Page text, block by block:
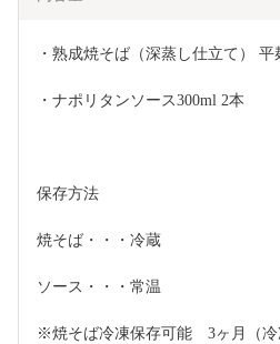
・熟成焼そば（深蒸し仕立て） 平
・ナポリタンソース300ml 2本
保存方法
焼そば・・・冷蔵
ソース・・・常温
※焼そば冷凍保存可能　3ヶ月（